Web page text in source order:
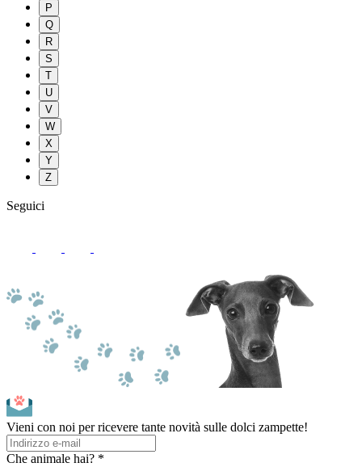
P
Q
R
S
T
U
V
W
X
Y
Z
Seguici
Vieni con noi per ricevere tante novità sulle dolci zampette!
Che animale hai? *